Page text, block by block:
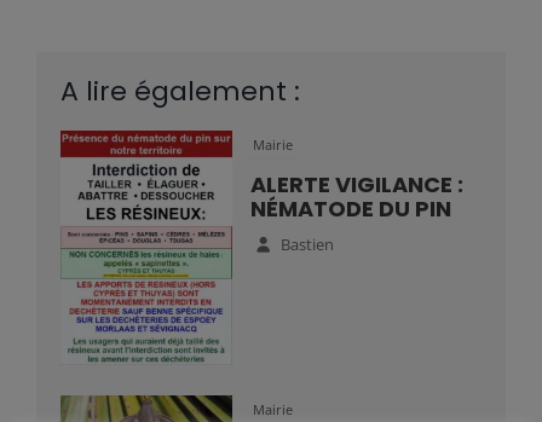
A lire également :
Mairie
ALERTE VIGILANCE :
NÉMATODE DU PIN
Bastien
Mairie